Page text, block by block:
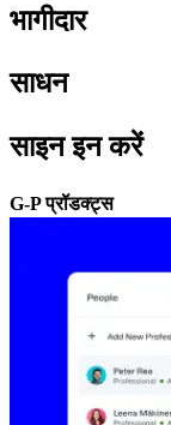
भागीदार​​
साधन​​
साइन इन करें​​
G-P प्रॉडक्ट्स​​